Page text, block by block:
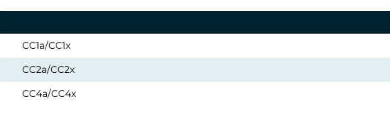
CC1a/CC1x
CC2a/CC2x
CC4a/CC4x